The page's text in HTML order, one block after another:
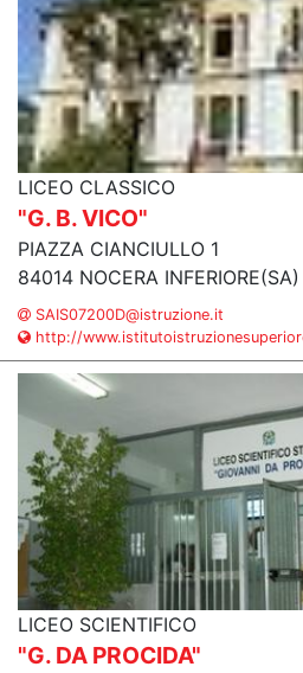
LICEO CLASSICO
"G. B. VICO"
PIAZZA CIANCIULLO 1
84014 NOCERA INFERIORE(SA)
SAIS07200D@istruzione.it
http://
LICEO SCIENTIFICO
"G. DA PROCIDA"